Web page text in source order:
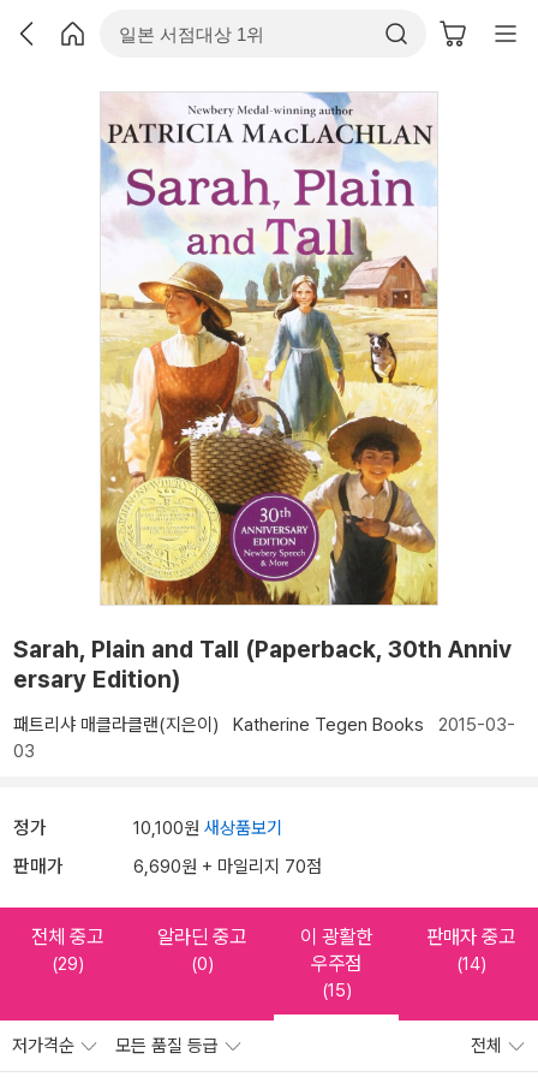
Sarah, Plain and Tall (Paperback, 30th Anniv
ersary Edition)
패트리샤 매클라클랜(지은이) Katherine Tegen Books 2015-03-
03
정가 10,100원 새상품보기
판매가 6,690원 + 마일리지 70점
전체 중고
(29)
알라딘 중고
(0)
이 광활한
우주점
(15)
판매자 중고
(14)
저가격순 모든 품질 등급 전체